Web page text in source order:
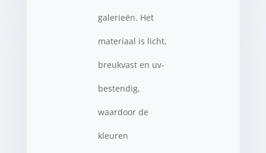
galerieën. Het
materiaal is licht,
breukvast en uv-
bestendig,
waardoor de
kleuren